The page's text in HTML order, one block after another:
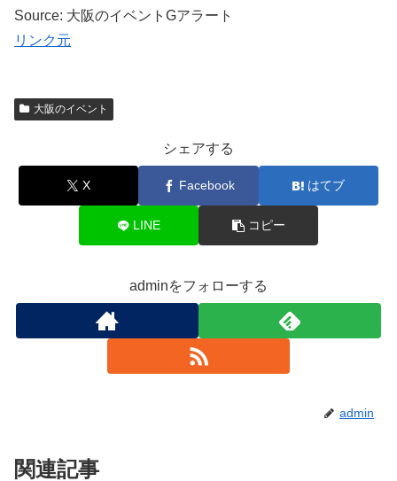
Source: 大阪のイベントGアラート
リンク元
大阪のイベント
シェアする
X Facebook はてブ
LINE コピー
adminをフォローする
admin
関連記事